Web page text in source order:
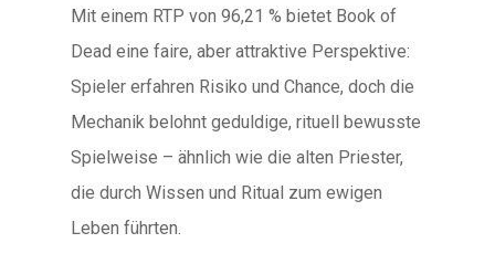
Mit einem RTP von 96,21 % bietet Book of
Dead eine faire, aber attraktive Perspektive:
Spieler erfahren Risiko und Chance, doch die
Mechanik belohnt geduldige, rituell bewusste
Spielweise – ähnlich wie die alten Priester,
die durch Wissen und Ritual zum ewigen
Leben führten.